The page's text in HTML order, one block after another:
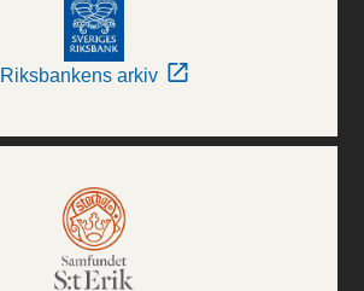
Riksbankens arkiv